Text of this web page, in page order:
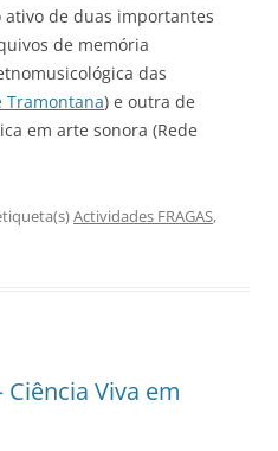
de duas importantes
de memória
das
Tramontana) e outra de
em arte sonora (Rede
Actividades FRAGAS,
Viva em